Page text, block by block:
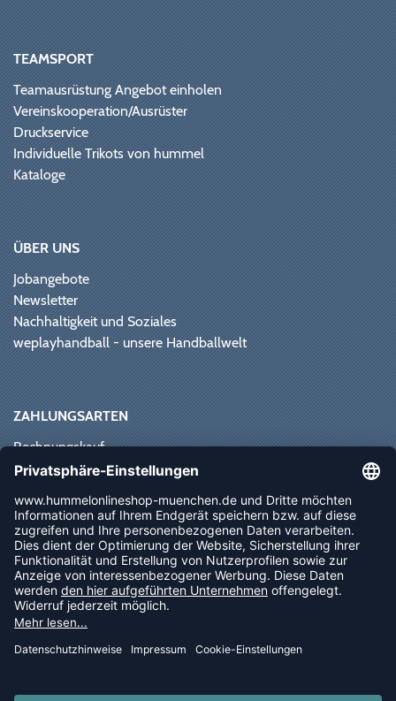
TEAMSPORT
Teamausrüstung Angebot einholen
Vereinskooperation/Ausrüster
Druckservice
Individuelle Trikots von hummel
Kataloge
ÜBER UNS
Jobangebote
Newsletter
Nachhaltigkeit und Soziales
weplayhandball - unsere Handballwelt
ZAHLUNGSARTEN
Rechnungskauf
Paypal
Vorkasse
Sofortüberweisung
NEWSLETTER